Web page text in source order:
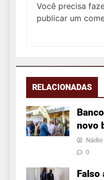
Você precisa
publicar um
RELACIONADAS
novo
0
Falso